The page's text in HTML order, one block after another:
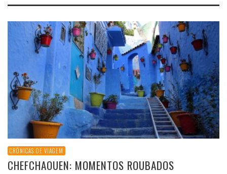
CRÓNICAS DE VIAGEM
CHEFCHAOUEN: MOMENTOS ROUBADOS